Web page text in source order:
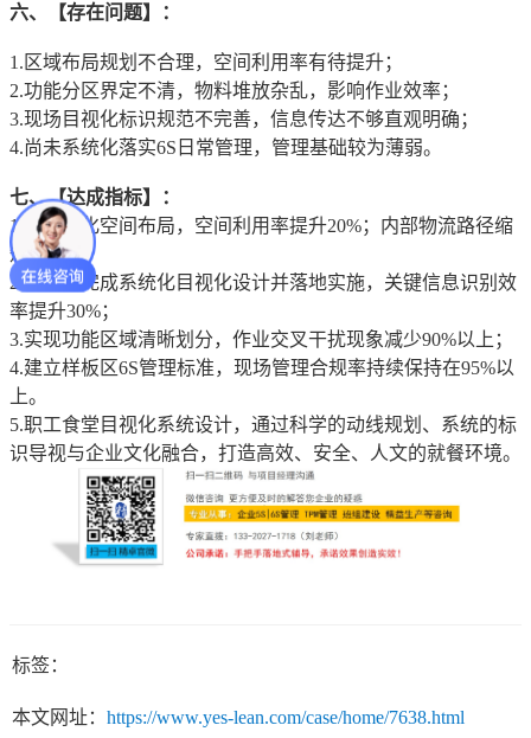
六、【存在问题】：
1.区域布局规划不合理，空间利用率有待提升；
2.功能分区界定不清，物料堆放杂乱，影响作业效率；
3.现场目视化标识规范不完善，信息传达不够直观明确；
4.尚未系统化落实6S日常管理，管理基础较为薄弱。
七、【达成指标】：
1.通过优化空间布局，空间利用率提升20%；内部物流路径缩
短15%；
2.样板区完成系统化目视化设计并落地实施，关键信息识别效
率提升30%；
3.实现功能区域清晰划分，作业交叉干扰现象减少90%以上；
4.建立样板区6S管理标准，现场管理合规率持续保持在95%以
上。
5.职工食堂目视化系统设计，通过科学的动线规划、系统的标
识导视与企业文化融合，打造高效、安全、人文的就餐环境。
标签：
本文网址： https://www.yes-lean.com/case/home/7638.html